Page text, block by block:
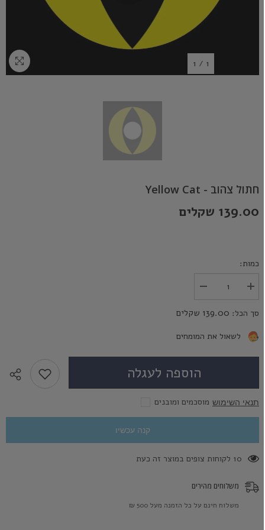
1
/
1
חתול צהוב - Yellow Cat
139.00 שקלים
כמות:
הכמות
עבור
צהוב
הגדל
עבור
צהוב
-
סך הכל: 139.00 שקלים
לשאול את המומחים
הוספה לעגלה
מוסכמים ומובנים תנאי השימוש
קנה עכשיו
18 לקוחות צופים במוצר זה כעת
משלוחים מהירים
משלוח חינם על כל הזמנה מעל 500 ₪